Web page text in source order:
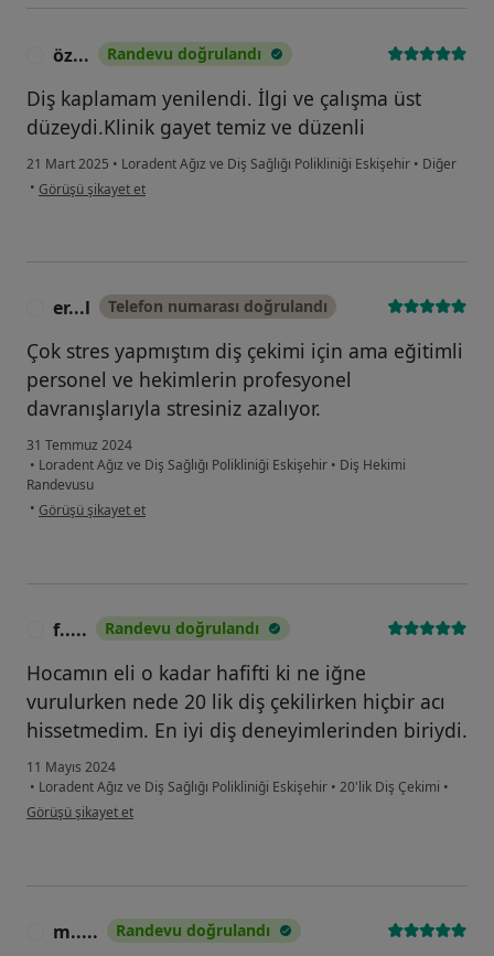
öz... Randevu doğrulandı
Diş kaplamam yenilendi. İlgi ve çalışma üst
düzeydi.Klinik gayet temiz ve düzenli
21 Mart 2025 • Loradent Ağız ve Diş Sağlığı Polikliniği Eskişehir • Diğer
• kullanıcının görüşüne göre öz...
Görüşü şikayet et
er...l Telefon numarası doğrulandı
Çok stres yapmıştım diş çekimi için ama eğitimli
personel ve hekimlerin profesyonel
davranışlarıyla stresiniz azalıyor.
31 Temmuz 2024
• Loradent Ağız ve Diş Sağlığı Polikliniği Eskişehir • Diş Hekimi
Randevusu
• kullanıcının görüşüne göre er...l
Görüşü şikayet et
f..... Randevu doğrulandı
Hocamın eli o kadar hafifti ki ne iğne
vurulurken nede 20 lik diş çekilirken hiçbir acı
hissetmedim. En iyi diş deneyimlerinden biriydi.
11 Mayıs 2024
• Loradent Ağız ve Diş Sağlığı Polikliniği Eskişehir • 20'lik Diş Çekimi •
kullanıcının görüşüne göre f.....
Görüşü şikayet et
m..... Randevu doğrulandı